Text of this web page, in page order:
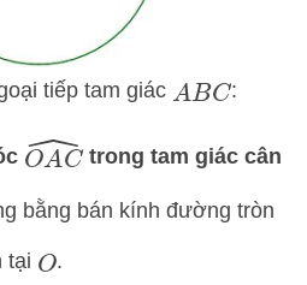
tiếp tam giác ABC:
OAC ^
trong tam giác cân
bằng bán kính đường tròn
tại O.